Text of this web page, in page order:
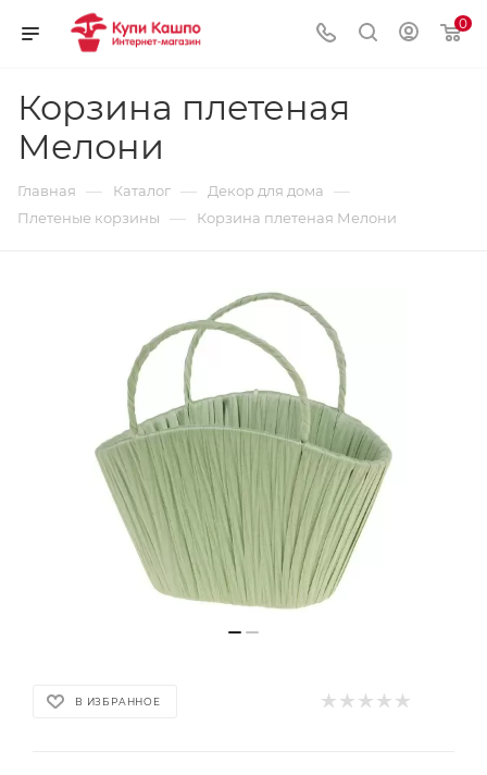
0
Корзина плетеная
Мелони
Главная — Каталог — Декор для дома —
Плетеные корзины — Корзина плетеная Мелони
В ИЗБРАННОЕ